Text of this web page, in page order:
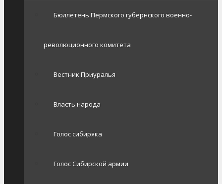
Бюллетень Пермского губернского военно-
революционного комитета
Вестник Приуралья
Власть народа
Голос сибиряка
Голос Сибирской армии